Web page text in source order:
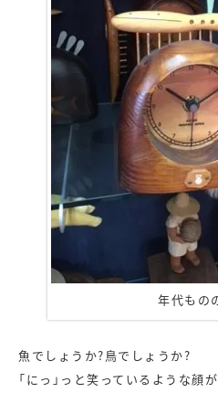
年代もの
魚でしょうか?鳥でしょうか?
「にっ」っと笑っているような顔